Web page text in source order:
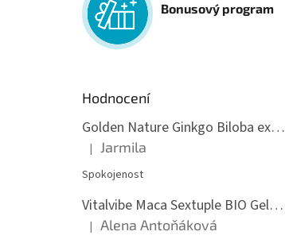
Bonusový program
Hodnocení
Golden Nature Ginkgo Biloba extrakt 50:1 60mg, 100 kapslí
Hodnocení produktu je 5 z 5 hvězdiček.
| Jarmila
Spokojenost
Vitalvibe Maca Sextuple BIO Gelatinized 3-Complex, 60 kapslí
Hodnocení produktu je 5 z 5 hvězdiček.
| Alena Antoňáková